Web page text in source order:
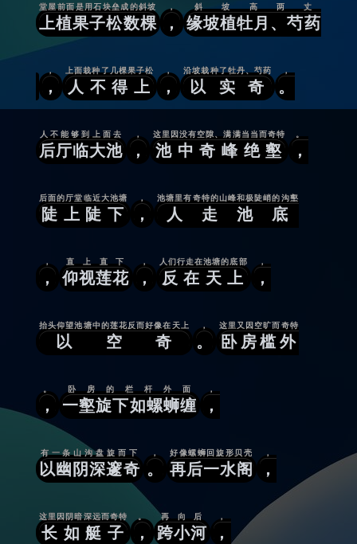
上植果子松数棵
堂屋前面是用石块垒成的斜坡
，
，
缘坡植牡月、芍药
斜坡高两丈
，
，
人不得上
上面栽种了几棵果子松
，
，
以实奇
沿坡栽种了牡丹、芍药
。
，
后厅临大池
人不能够到上面去
，
，
池中奇峰绝壑
这里因没有空隙、满满当当而奇特
，
。
陡上陡下
后面的厅堂临近大池塘
，
，
人走池底
池塘里有奇特的山峰和极陡峭的沟壑
，
，
仰视莲花
直上直下
，
，
反在天上
人们行走在池塘的底部
，
，
以空奇
抬头仰望池塘中的莲花反而好像在天上
。
，
卧房槛外
这里又因空旷而奇特
，
。
一壑旋下如螺蛳缠
卧房的栏杆外面
，
，
以幽阴深邃奇
有一条山沟盘旋而下
。
，
再后一水阁
好像螺蛳回旋形贝壳
，
，
长如艇子
这里因阴暗深远而奇特
，
。
跨小河
再向后
，
，